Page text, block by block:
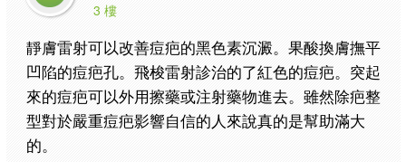
3 樓
靜膚雷射可以改善痘疤的黑色素沉澱。果酸換膚撫平
凹陷的痘疤孔。飛梭雷射診治的了紅色的痘疤。突起
來的痘疤可以外用擦藥或注射藥物進去。雖然除疤整
型對於嚴重痘疤影響自信的人來說真的是幫助滿大
的。